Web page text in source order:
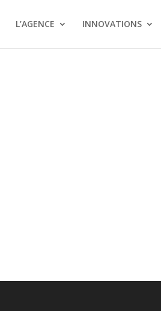
L’AGENCE INNOVATIONS